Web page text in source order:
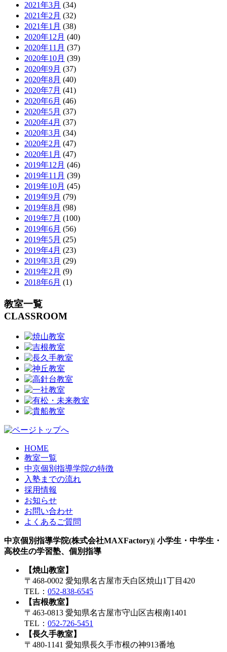
2021年3月 (34)
2021年2月 (32)
2021年1月 (38)
2020年12月 (40)
2020年11月 (37)
2020年10月 (39)
2020年9月 (37)
2020年8月 (40)
2020年7月 (41)
2020年6月 (46)
2020年5月 (37)
2020年4月 (37)
2020年3月 (34)
2020年2月 (47)
2020年1月 (47)
2019年12月 (46)
2019年11月 (39)
2019年10月 (45)
2019年9月 (79)
2019年8月 (98)
2019年7月 (100)
2019年6月 (56)
2019年5月 (25)
2019年4月 (23)
2019年3月 (29)
2019年2月 (9)
2018年6月 (1)
教室一覧
CLASSROOM
HOME
教室一覧
中京個別指導学院の特徴
入塾までの流れ
採用情報
お知らせ
お問い合わせ
よくあるご質問
中京個別指導学院(株式会社MAXFactory)| 小学生・中学生・
高校生の学習塾、個別指導
【焼山教室】
〒468-0002 愛知県名古屋市天白区焼山1丁目420
TEL： 052-838-6545
【吉根教室】
〒463-0813 愛知県名古屋市守山区吉根南1401
TEL： 052-726-5451
【長久手教室】
〒480-1141 愛知県長久手市根の神913番地